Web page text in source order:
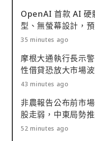
OpenAI 首款 AI 硬
型、無螢幕設計，
35 minutes ago
摩根大通執行長示
性借貸恐放大市場
43 minutes ago
非農報告公布前市
股走弱，中東局勢
52 minutes ago